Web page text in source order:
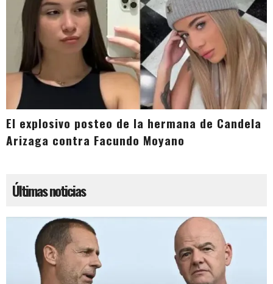
El explosivo posteo de la hermana de Candela
Arizaga contra Facundo Moyano
Últimas noticias